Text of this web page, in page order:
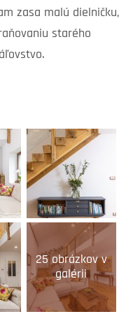
zasa malú dielničku,
starého
25 obrázkov v
galérii